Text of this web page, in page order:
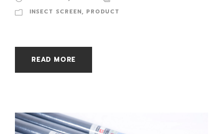
INSECT SCREEN, PRODUCT
READ MORE